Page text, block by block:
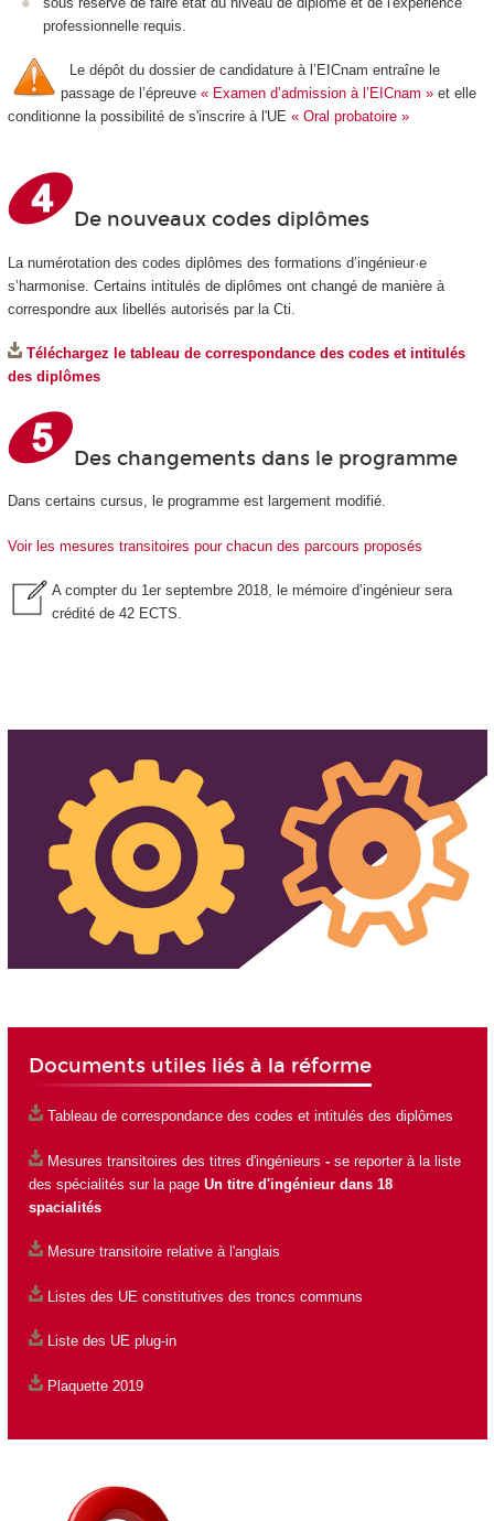
professionnelle requis.
Le dépôt du dossier de candidature à l’EICnam entraîne le
passage de l’épreuve « Examen d’admission à l’EICnam » et elle
conditionne la possibilité de s'inscrire à l'UE « Oral probatoire »
De nouveaux codes diplômes
La numérotation des codes diplômes des formations d’ingénieur·e
s’harmonise. Certains intitulés de diplômes ont changé de manière à
correspondre aux libellés autorisés par la Cti.
Téléchargez le tableau de correspondance des codes et intitulés
des diplômes
Des changements dans le programme
Dans certains cursus, le programme est largement modifié.
Voir les mesures transitoires pour chacun des parcours proposés
A compter du 1er septembre 2018, le mémoire d’ingénieur sera
crédité de 42 ECTS.
Documents utiles liés à la réforme
Tableau de correspondance des codes et intitulés des diplômes
Mesures transitoires des titres d'ingénieurs - se reporter à la liste
des spécialités sur la page Un titre d'ingénieur dans 18
spacialités
Mesure transitoire relative à l'anglais
Listes des UE constitutives des troncs communs
Liste des UE plug-in
Plaquette 2019